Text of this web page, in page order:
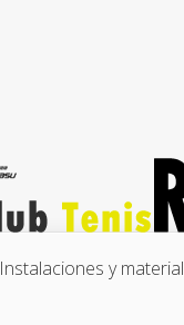
Instalaciones y material